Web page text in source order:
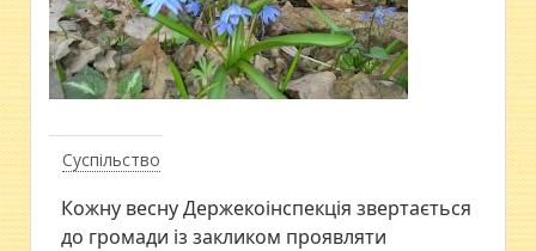
Суспільство
Кожну весну Держекоінспекція звертається
до громади із закликом проявляти